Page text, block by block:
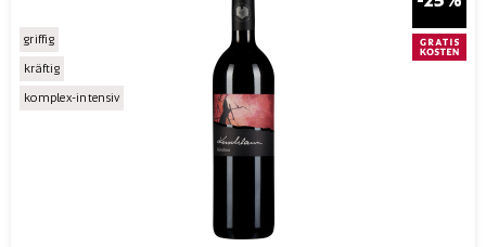
griffig
kräftig
komplex-intensiv